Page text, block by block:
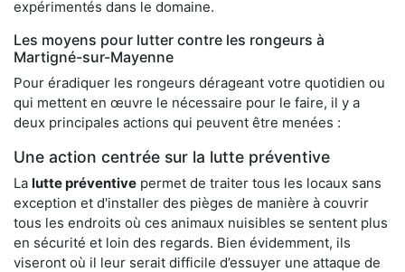
expérimentés dans le domaine.
Les moyens pour lutter contre les rongeurs à
Martigné-sur-Mayenne
Pour éradiquer les rongeurs dérageant votre quotidien ou
qui mettent en œuvre le nécessaire pour le faire, il y a
deux principales actions qui peuvent être menées :
Une action centrée sur la lutte préventive
La lutte préventive permet de traiter tous les locaux sans
exception et d'installer des pièges de manière à couvrir
tous les endroits où ces animaux nuisibles se sentent plus
en sécurité et loin des regards. Bien évidemment, ils
viseront où il leur serait difficile d’essuyer une attaque de